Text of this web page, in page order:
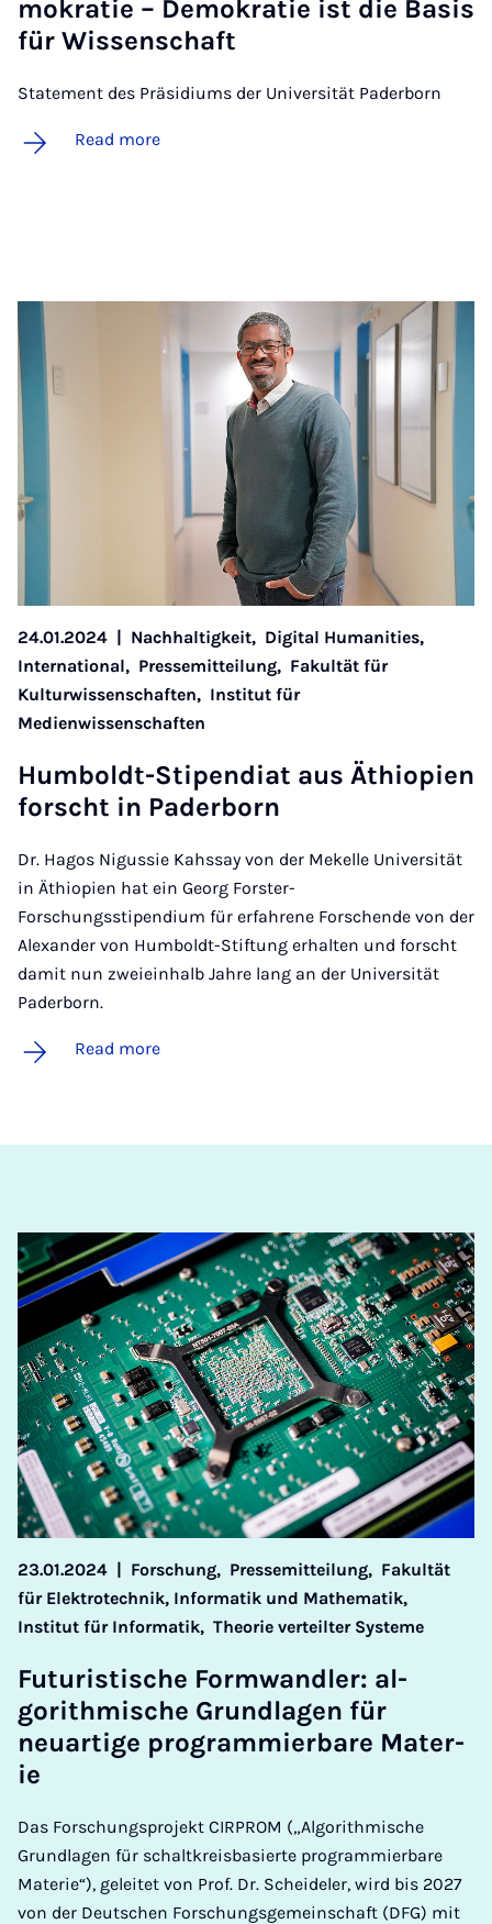
mokratie – De­mokratie ist die Basis
für Wis­senschaft
Statement des Präsidiums der Universität Paderborn
Read more
24.01.2024 Nachhaltigkeit, Digital Humanities,
International, Pressemitteilung, Fakultät für
Kulturwissenschaften, Institut für
Medienwissenschaften
Hum­boldt-Sti­pen­di­at aus Äthiopi­en
forscht in Pader­born
Dr. Hagos Nigussie Kahssay von der Mekelle Universität
in Äthiopien hat ein Georg Forster-
Forschungsstipendium für erfahrene Forschende von der
Alexander von Humboldt-Stiftung erhalten und forscht
damit nun zweieinhalb Jahre lang an der Universität
Paderborn.
Read more
23.01.2024 | Forschung, Pressemitteilung, Fakultät
für Elektrotechnik, Informatik und Mathematik,
Institut für Informatik, Theorie verteilter Systeme
Fu­tur­istische Form­wand­ler: al­
gorithmis­che Grundla­gen für
neuart­ige pro­gram­mi­erbare Ma­ter­
ie
Das Forschungsprojekt CIRPROM („Algorithmische
Grundlagen für schaltkreisbasierte programmierbare
Materie“), geleitet von Prof. Dr. Scheideler, wird bis 2027
von der Deutschen Forschungsgemeinschaft (DFG) mit